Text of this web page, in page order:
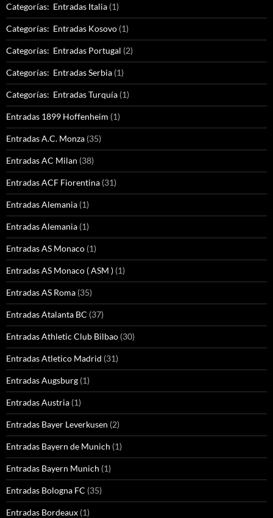
Categorías: Entradas Italia (1)
Categorías: Entradas Kosovo (1)
Categorías: Entradas Portugal (2)
Categorías: Entradas Serbia (1)
Categorías: Entradas Turquía (1)
Entradas 1899 Hoffenheim (1)
Entradas A.C. Monza (35)
Entradas AC Milan (38)
Entradas ACF Fiorentina (31)
Entradas Alemania (1)
Entradas Alemania (1)
Entradas AS Monaco (1)
Entradas AS Monaco ( ASM ) (1)
Entradas AS Roma (35)
Entradas Atalanta BC (37)
Entradas Athletic Club Bilbao (30)
Entradas Atletico Madrid (31)
Entradas Augsburg (1)
Entradas Austria (1)
Entradas Bayer Leverkusen (2)
Entradas Bayern de Munich (1)
Entradas Bayern Munich (1)
Entradas Bologna FC (35)
Entradas Bordeaux (1)